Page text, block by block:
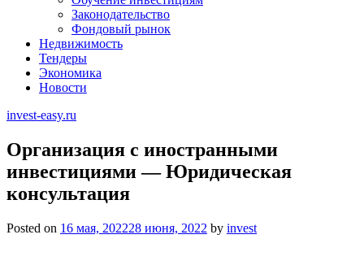
Законодательство
Фондовый рынок
Недвижимость
Тендеры
Экономика
Новости
invest-easy.ru
Организация с иностранными
инвестициями — Юридическая
консультация
Posted on 16 мая, 202228 июня, 2022 by invest